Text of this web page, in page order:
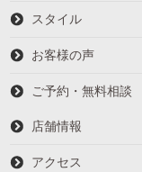
スタイル
お客様の声
ご予約・無料相談
店舗情報
アクセス